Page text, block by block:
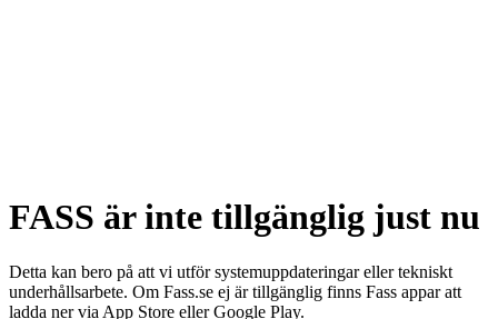
FASS är inte tillgänglig just nu
Detta kan bero på att vi utför systemuppdateringar eller tekniskt
underhållsarbete. Om Fass.se ej är tillgänglig finns Fass appar att
ladda ner via App Store eller Google Play.